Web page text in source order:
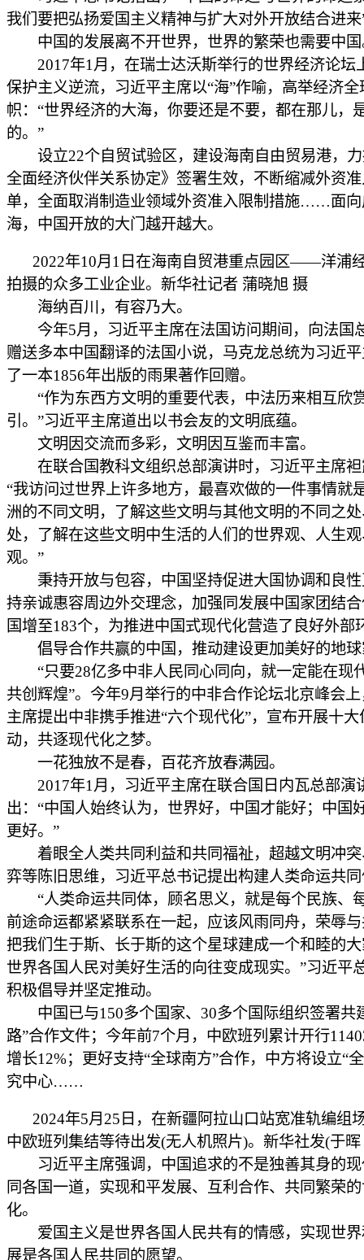
我们要把弘扬爱国主义精神与扩大对外开放结合进来
中国的发展离不开世界，世界的繁荣也需要中国
2017年1月，在瑞士达沃斯举行的世界经济论坛
保护主义逆流，习近平主席以“海”作喻，高举经济全
帜：“世界经济的大海，你要还是不要，都在那儿，
的。”
设立22个自贸试验区，建设海南自由贸易港，力
全面经济伙伴关系协定》签署生效，不断缩减外资
单，全面取消制造业领域外资准入限制措施……面向
海，中国开放的大门越开越大。
2022年10月1日在海南自贸港重点园区——洋浦
拍摄的众多工业企业。新华社记者 蒲晓旭 摄
海纳百川，有容乃大。
今年5月，习近平主席在法国访问期间，向法国
赠送多本中国翻译的法国小说，马克龙总统为习近
了一本1856年出版的雨果著作回赠。
“作为东西方文明的重要代表，中法历来相互欣
引。”习近平主席道出以书会友的文明底蕴。
文明因交流而多彩，文明因互鉴而丰富。
在联合国教科文组织总部演讲时，习近平主席袒
“我访问过世界上许多地方，最喜欢做的一件事情就
洲的不同文明，了解这些文明与其他文明的不同之
处，了解在这些文明中生活的人们的世界观、人生
观。”
秉持开放与包容，中国坚持促进大国协调和良性
持亲诚惠容周边外交理念，加强同发展中国家团结
国增至183个，为推进中国式现代化营造了良好外部
倡导合作共赢的中国，推动建设更加美好的地
“只要28亿多中非人民同心同向，就一定能在现
共创辉煌”。今年9月举行的中非合作论坛北京峰会
主席提出中非携手推进“六个现代化”，宣布开展十大
动，共逐现代化之梦。
一花独放不是春，百花齐放春满园。
2017年1月，习近平主席在联合国日内瓦总部演
出：“中国人始终认为，世界好，中国才能好；中国
更好。”
着眼全人类共同利益和共同福祉，超越文明冲突
弈等陈旧思维，习近平总书记提出构建人类命运共
“人类命运共同体，顾名思义，就是每个民族、
前途命运都紧紧联系在一起，应该风雨同舟，荣辱
把我们生于斯、长于斯的这个星球建成一个和睦的
世界各国人民对美好生活的向往变成现实。”习近平
积极倡导并坚定推动。
中国已与150多个国家、30多个国际组织签署共
路”合作文件；今年前7个月，中欧班列累计开行
增长12%；更好支持“全球南方”合作，中方将设立“
究中心……
2024年5月25日，在新疆阿拉山口站宽准轨编组
中欧班列集结等待出发(无人机照片)。新华社发(于晖
习近平主席强调，中国追求的不是独善其身的现
同各国一道，实现和平发展、互利合作、共同繁荣
化。
爱国主义是世界各国人民共有的情感，实现世界
展是各国人民共同的愿望。